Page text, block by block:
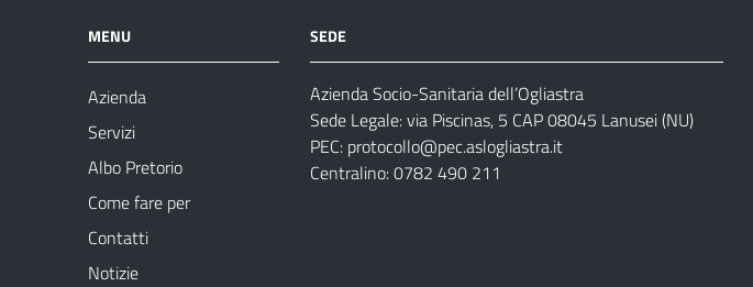
MENU
Azienda
Servizi
Albo Pretorio
Come fare per
Contatti
Notizie
SEDE
Azienda Socio-Sanitaria dell’Ogliastra
Sede Legale: via Piscinas, 5 CAP 08045 Lanusei (NU)
PEC: protocollo@pec.aslogliastra.it
Centralino: 0782 490 211